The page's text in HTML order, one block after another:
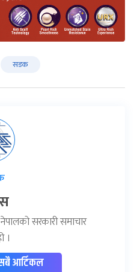
सडक
नेपालको सरकारी समाचार
।
आर्टिकल